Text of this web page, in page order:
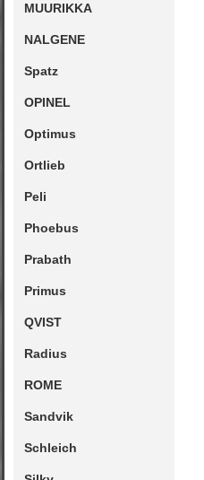
MUURIKKA
NALGENE
Spatz
OPINEL
Optimus
Ortlieb
Peli
Phoebus
Prabath
Primus
QVIST
Radius
ROME
Sandvik
Schleich